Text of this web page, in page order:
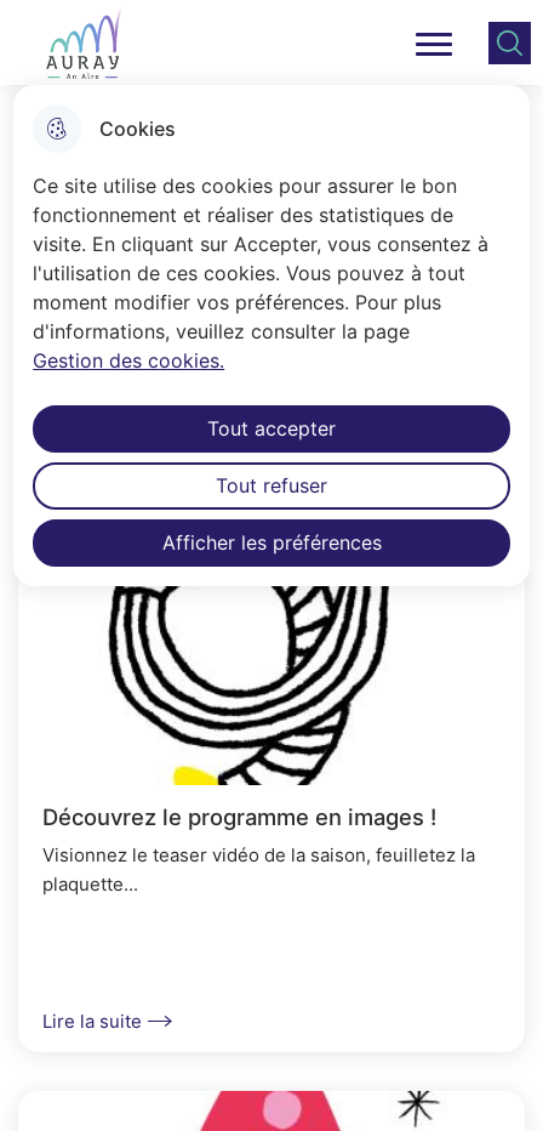
Cookies
Ce site utilise des cookies pour assurer le bon
fonctionnement et réaliser des statistiques de
visite. En cliquant sur Accepter, vous consentez à
l'utilisation de ces cookies. Vous pouvez à tout
moment modifier vos préférences. Pour plus
d'informations, veuillez consulter la page
Gestion des cookies.
Afficher les préférences
Tout accepter
Tout refuser
Aller
au
menu
Consulter
le plan
Ville Auray Menu principal
26
Accueil
Découvrez ci-dessous tous les
spectacles programmés sur la saison
2025-2026.
> Cliquez ici pour accéder à la
billetterie en ligne
Découvrez le programme en images !
Visionnez le teaser vidéo de la saison, feuilletez la
plaquette...
Lire la suite